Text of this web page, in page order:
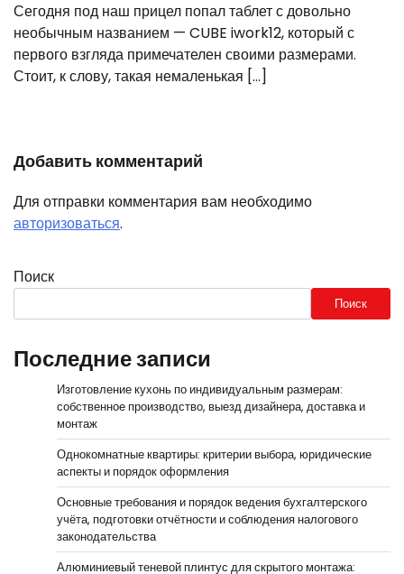
Сегодня под наш прицел попал таблет с довольно
необычным названием — CUBE iwork12, который с
первого взгляда примечателен своими размерами.
Стоит, к слову, такая немаленькая […]
Добавить комментарий
Для отправки комментария вам необходимо
авторизоваться.
Поиск
Поиск
Последние записи
Изготовление кухонь по индивидуальным размерам:
собственное производство, выезд дизайнера, доставка и
монтаж
Однокомнатные квартиры: критерии выбора, юридические
аспекты и порядок оформления
Основные требования и порядок ведения бухгалтерского
учёта, подготовки отчётности и соблюдения налогового
законодательства
Алюминиевый теневой плинтус для скрытого монтажа: